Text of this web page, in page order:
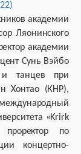
академии
Ляонинского
академии
Сунь Вэйбо
и танцев при
Хонтао (КНР),
«Krirk
по
концертно-